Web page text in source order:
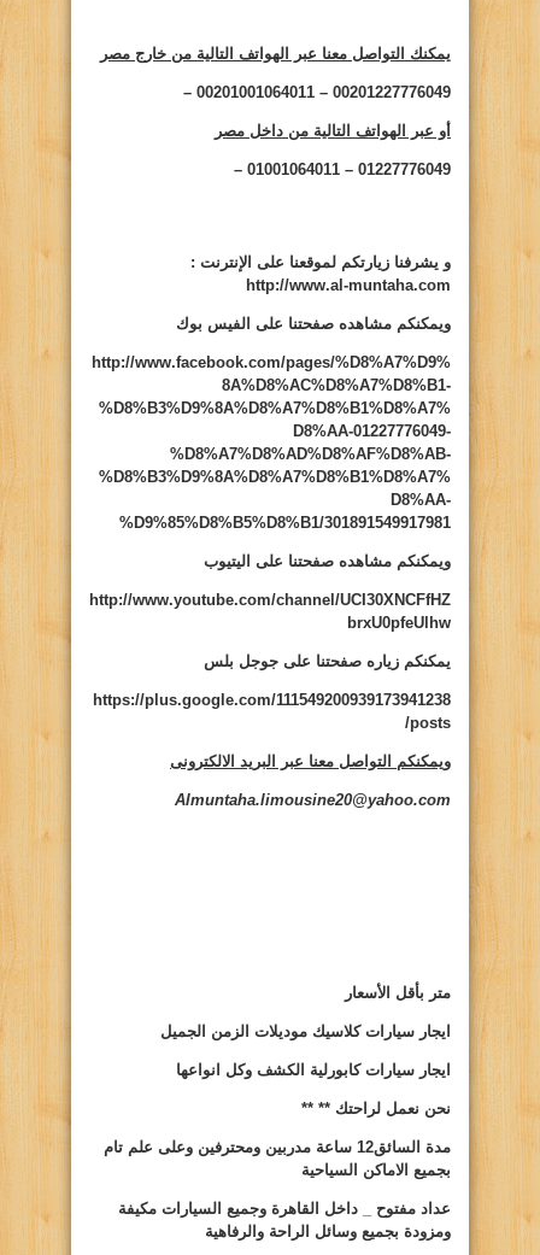
يمكنك التواصل معنا عبر الهواتف التالية من خارج مصر
00201227776049 – 00201001064011 –
أو عبر الهواتف التالية من داخل مصر
01227776049 – 01001064011 –
و يشرفنا زيارتكم لموقعنا على الإنترنت :
http://www.al-muntaha.com
ويمكنكم مشاهده صفحتنا على الفيس بوك
http://www.facebook.com/pages/%D8%A7%D9%
8A%D8%AC%D8%A7%D8%B1-
%D8%B3%D9%8A%D8%A7%D8%B1%D8%A7%
D8%AA-01227776049-
%D8%A7%D8%AD%D8%AF%D8%AB-
%D8%B3%D9%8A%D8%A7%D8%B1%D8%A7%
D8%AA-
%D9%85%D8%B5%D8%B1/301891549917981
ويمكنكم مشاهده صفحتنا على اليتيوب
http://www.youtube.com/channel/UCI30XNCFfHZ
brxU0pfeUlhw
يمكنكم زياره صفحتنا على جوجل بلس
https://plus.google.com/111549200939173941238
/posts
ويمكنكم التواصل معنا عبر البريد الالكترونى
Almuntaha.limousine20@yahoo.com
متر بأقل الأسعار
ايجار سياراتكلاسيك موديلات الزمن الجميل
ايجار سياراتكابورلية الكشف وكل انواعها
نحن نعمل لراحتك ** **
مدة السائق12 ساعة مدربين ومحترفين وعلى علم تام
بجميع الاماكن السياحية
عداد مفتوح _ داخل القاهرة وجميع السيارات مكيفة
ومزودة بجميع وسائل الراحة والرفاهية